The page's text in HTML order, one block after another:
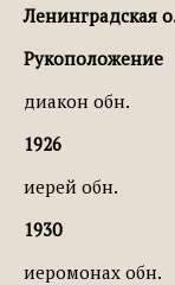
Ленинградская
Рукоположение
диакон обн.
1926
иерей обн.
1930
иеромонах обн.